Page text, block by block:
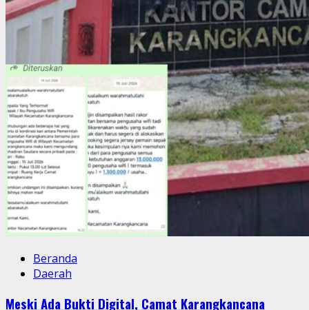
Beranda
Daerah
Meski Ada Bukti Digital, Camat Karangkancana